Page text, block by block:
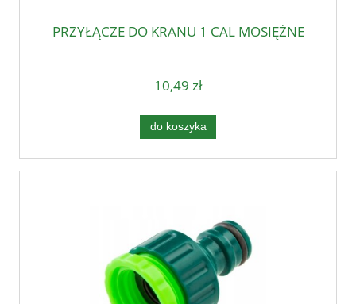
PRZYŁĄCZE DO KRANU 1 CAL MOSIĘŻNE
10,49 zł
do koszyka